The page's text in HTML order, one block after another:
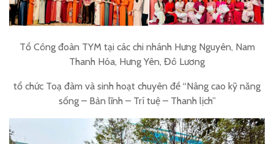
Tổ Công đoàn TYM tại các chi nhánh Hưng Nguyên, Nam
Thanh Hóa, Hưng Yên, Đô Lương
tổ chức Toạ đàm và sinh hoạt chuyên đề “Nâng cao kỹ năng
sống – Bản lĩnh – Trí tuệ – Thanh lịch”